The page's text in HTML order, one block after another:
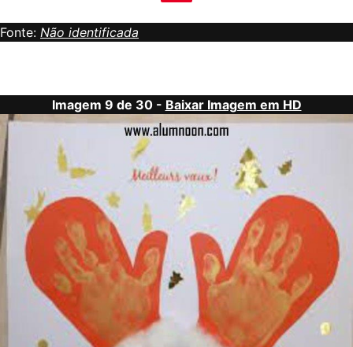
Fonte: Não identificada
Imagem 9 de 30 - Baixar Imagem em HD